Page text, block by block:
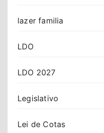
lazer familia
LDO
LDO 2027
Legislativo
Lei de Cotas